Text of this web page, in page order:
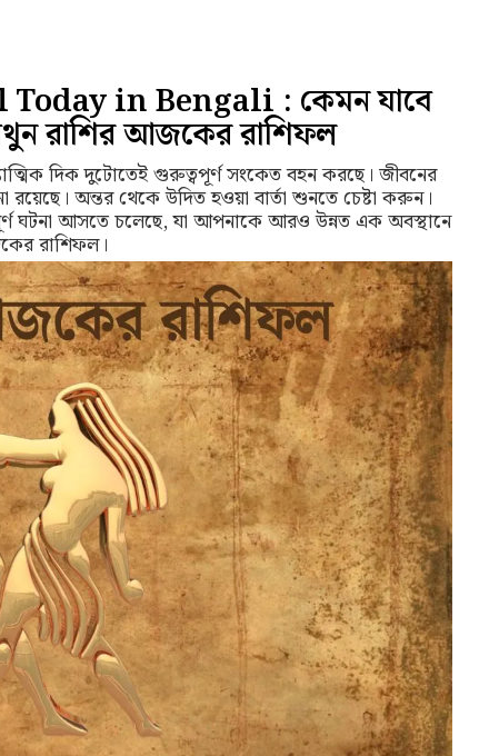
in Bengali : কেমন যাবে
রাশির আজকের রাশিফল
দিক দুটোতেই গুরুত্বপূর্ণ সংকেত বহন করছে। জীবনের
রয়েছে। অন্তর থেকে উদিত হওয়া বার্তা শুনতে চেষ্টা করুন।
ঘটনা আসতে চলেছে, যা আপনাকে আরও উন্নত এক অবস্থানে
রাশিফল।